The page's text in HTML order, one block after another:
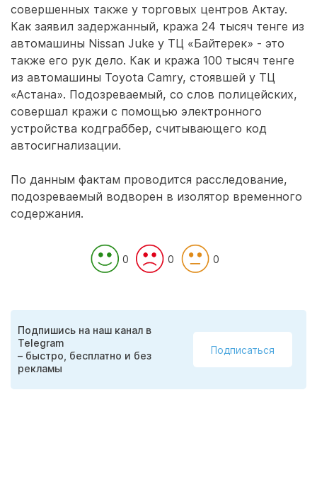
совершенных также у торговых центров Актау.
Как заявил задержанный, кража 24 тысяч тенге из
автомашины Nissan Juke у ТЦ «Байтерек» - это
также его рук дело. Как и кража 100 тысяч тенге
из автомашины Toyota Camry, стоявшей у ТЦ
«Астана». Подозреваемый, со слов полицейских,
совершал кражи с помощью электронного
устройства кодграббер, считывающего код
автосигнализации.
По данным фактам проводится расследование,
подозреваемый водворен в изолятор временного
содержания.
0 0 0
Подпишись на наш канал в
Telegram
– быстро, бесплатно и без
рекламы
Подписаться